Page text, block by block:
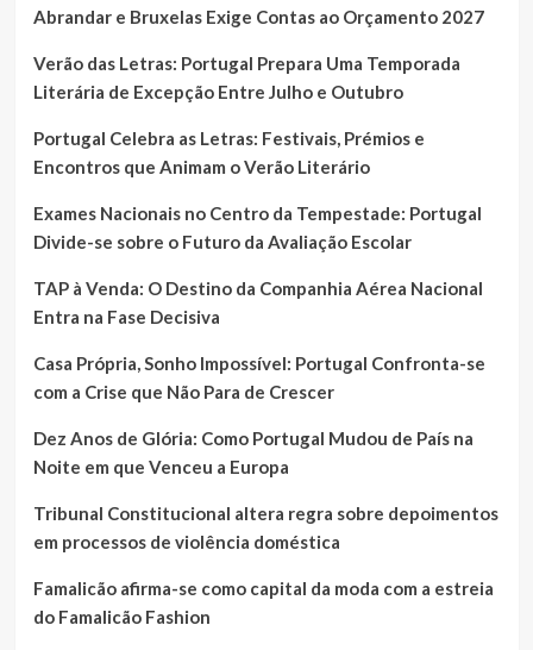
Abrandar e Bruxelas Exige Contas ao Orçamento 2027
Verão das Letras: Portugal Prepara Uma Temporada
Literária de Excepção Entre Julho e Outubro
Portugal Celebra as Letras: Festivais, Prémios e
Encontros que Animam o Verão Literário
Exames Nacionais no Centro da Tempestade: Portugal
Divide-se sobre o Futuro da Avaliação Escolar
TAP à Venda: O Destino da Companhia Aérea Nacional
Entra na Fase Decisiva
Casa Própria, Sonho Impossível: Portugal Confronta-se
com a Crise que Não Para de Crescer
Dez Anos de Glória: Como Portugal Mudou de País na
Noite em que Venceu a Europa
Tribunal Constitucional altera regra sobre depoimentos
em processos de violência doméstica
Famalicão afirma-se como capital da moda com a estreia
do Famalicão Fashion